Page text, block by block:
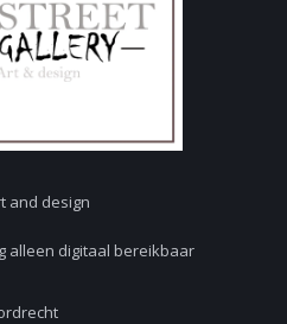
and design
alleen digitaal bereikbaar